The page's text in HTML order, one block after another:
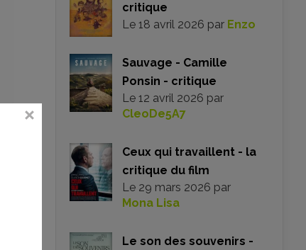
critique
Le 18 avril 2026 par Enzo
Sauvage - Camille
Ponsin - critique
Le 12 avril 2026 par
CleoDe5A7
Ceux qui travaillent - la
critique du film
Le 29 mars 2026 par
Mona Lisa
Le son des souvenirs -